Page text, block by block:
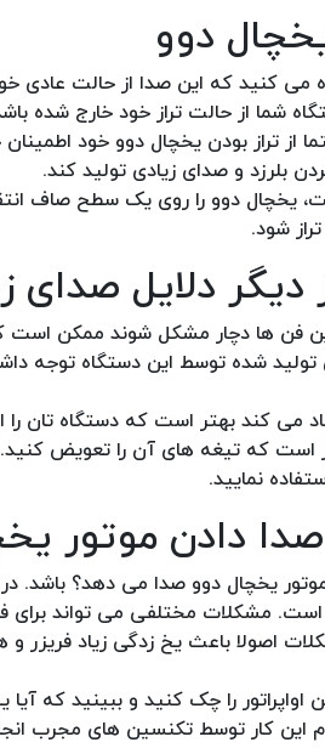
دوو
کنید که این صدا از حالت عادی
شما از حالت تراز خود خارج شده
تراز بودن یخچال دوو خود
و صدای زیادی تولید کند.
یخچال دوو را روی یک سطح صاف
شود.
دلایل صدای
ها دچار مشکل شوند ممکن است که
شده توسط این دستگاه توجه
می کند بهتر است که دستگاه
است که تیغه های آن را تعویض
نمایید.
صدا دادن موتور
یخچال دوو صدا می دهد؟ باشد. در
مشکلات مختلفی می تواند برای
اصولا باعث یخ زدگی زیاد فریزر و
را چک کنید و ببینید که
این کار توسط تکنسین های مجرب